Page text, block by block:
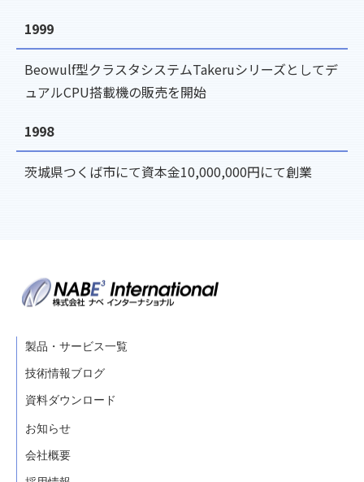
1999
Beowulf型クラスタシステムTakeruシリーズとしてデ
ュアルCPU搭載機の販売を開始
1998
茨城県つくば市にて資本金10,000,000円にて創業
製品・サービス一覧
技術情報ブログ
資料ダウンロード
お知らせ
会社概要